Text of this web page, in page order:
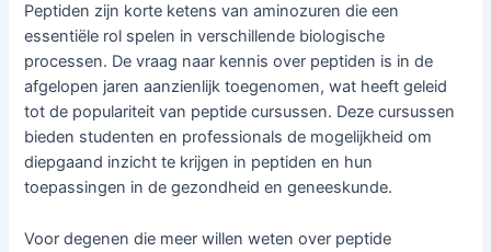
Peptiden zijn korte ketens van aminozuren die een
essentiële rol spelen in verschillende biologische
processen. De vraag naar kennis over peptiden is in de
afgelopen jaren aanzienlijk toegenomen, wat heeft geleid
tot de populariteit van peptide cursussen. Deze cursussen
bieden studenten en professionals de mogelijkheid om
diepgaand inzicht te krijgen in peptiden en hun
toepassingen in de gezondheid en geneeskunde.
Voor degenen die meer willen weten over peptide